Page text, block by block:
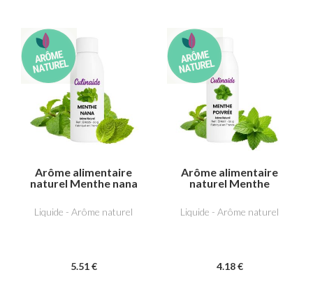
Arôme alimentaire
naturel Menthe nana
Liquide - Arôme naturel
5.51 €
Arôme alimentaire
naturel Menthe
Liquide - Arôme naturel
4.18 €